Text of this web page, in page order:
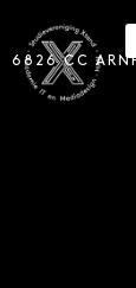
6826 CC